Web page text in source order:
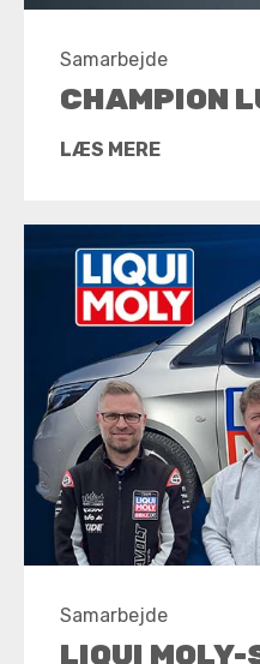
Samarbejde
CHAMPION
LÆS MERE
Samarbejde
LIQUI MOLY-